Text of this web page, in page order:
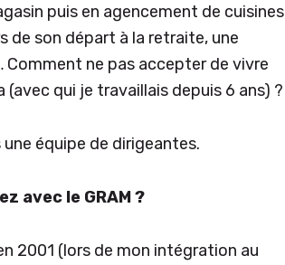
puis en agencement de cuisines
de son départ à la retraite, une
Comment ne pas accepter de vivre
qui je travaillais depuis 6 ans) ?
équipe de dirigeantes.
avec le GRAM ?
2001 (lors de mon intégration au